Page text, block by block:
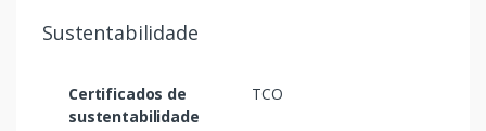
Sustentabilidade
Certificados de
sustentabilidade
TCO